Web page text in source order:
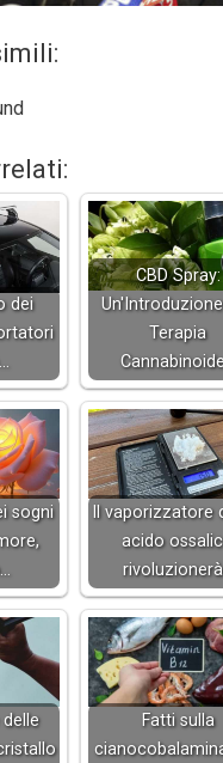
dei
CBD Spray:
Terapia
sogni
Il vaporizzatore
acido
Fatti sulla